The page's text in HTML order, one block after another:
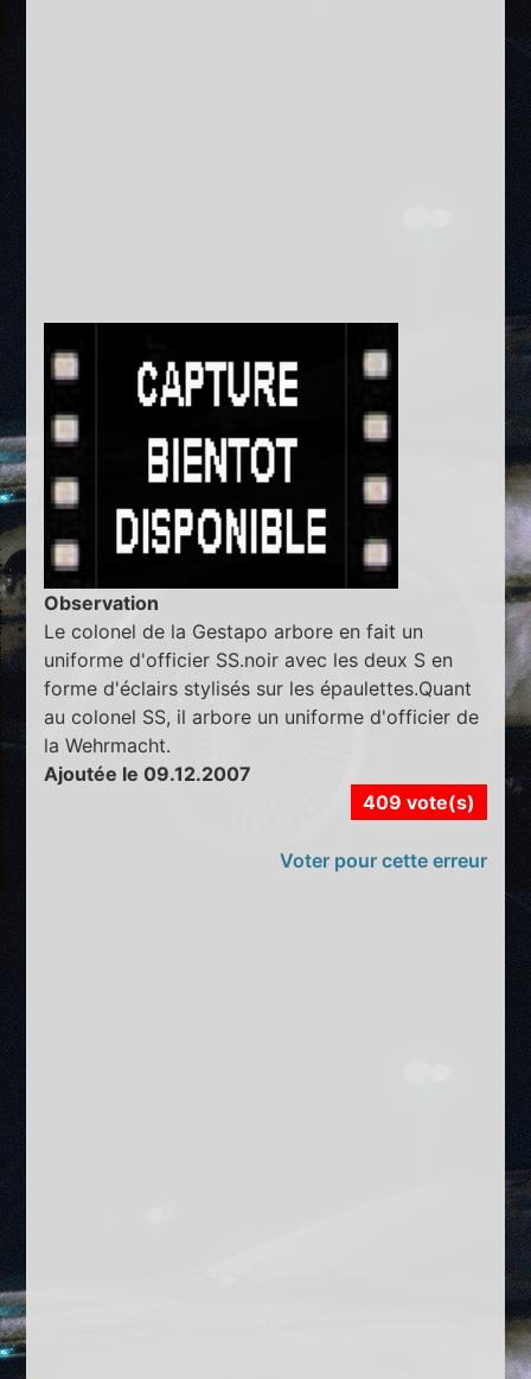
Observation
Le colonel de la Gestapo arbore en fait un
uniforme d'officier SS.noir avec les deux S en
forme d'éclairs stylisés sur les épaulettes.Quant
au colonel SS, il arbore un uniforme d'officier de
la Wehrmacht.
Ajoutée le 09.12.2007
409 vote(s)
Voter pour cette erreur